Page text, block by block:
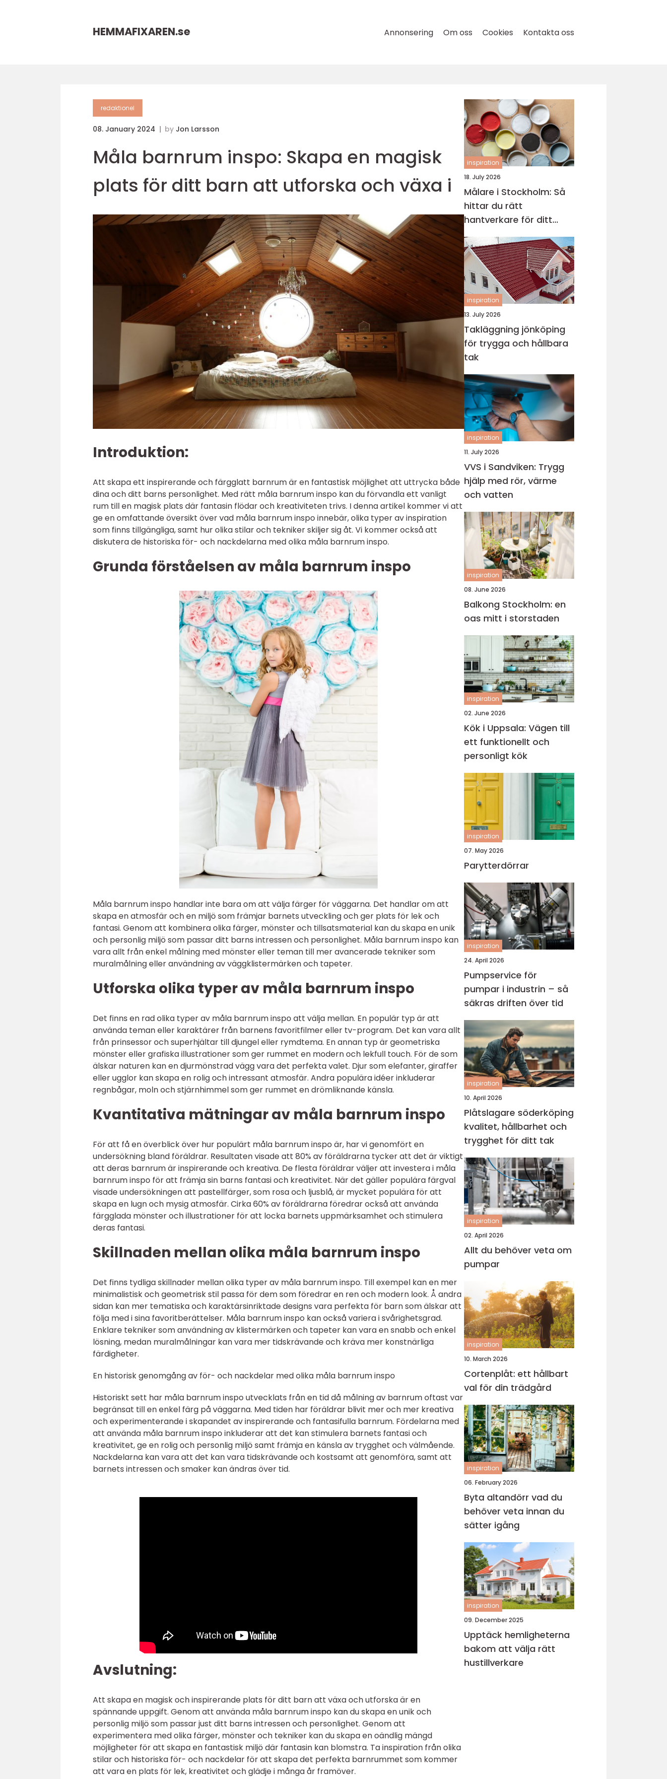
HEMMAFIXAREN.se Annonsering Om oss Cookies Kontakta oss
redaktionel
08. January 2024 by Jon Larsson
Måla barnrum inspo: Skapa en magisk
plats för ditt barn att utforska och växa i
Introduktion:
Att skapa ett inspirerande och färgglatt barnrum är en fantastisk möjlighet att uttrycka både
dina och ditt barns personlighet. Med rätt måla barnrum inspo kan du förvandla ett vanligt
rum till en magisk plats där fantasin flödar och kreativiteten trivs. I denna artikel kommer vi att
ge en omfattande översikt över vad måla barnrum inspo innebär, olika typer av inspiration
som finns tillgängliga, samt hur olika stilar och tekniker skiljer sig åt. Vi kommer också att
diskutera de historiska för- och nackdelarna med olika måla barnrum inspo.
Grunda förståelsen av måla barnrum inspo
Måla barnrum inspo handlar inte bara om att välja färger för väggarna. Det handlar om att
skapa en atmosfär och en miljö som främjar barnets utveckling och ger plats för lek och
fantasi. Genom att kombinera olika färger, mönster och tillsatsmaterial kan du skapa en unik
och personlig miljö som passar ditt barns intressen och personlighet. Måla barnrum inspo kan
vara allt från enkel målning med mönster eller teman till mer avancerade tekniker som
muralmålning eller användning av väggklistermärken och tapeter.
Utforska olika typer av måla barnrum inspo
Det finns en rad olika typer av måla barnrum inspo att välja mellan. En populär typ är att
använda teman eller karaktärer från barnens favoritfilmer eller tv-program. Det kan vara allt
från prinsessor och superhjältar till djungel eller rymdtema. En annan typ är geometriska
mönster eller grafiska illustrationer som ger rummet en modern och lekfull touch. För de som
älskar naturen kan en djurmönstrad vägg vara det perfekta valet. Djur som elefanter, giraffer
eller ugglor kan skapa en rolig och intressant atmosfär. Andra populära idéer inkluderar
regnbågar, moln och stjärnhimmel som ger rummet en drömliknande känsla.
Kvantitativa mätningar av måla barnrum inspo
För att få en överblick över hur populärt måla barnrum inspo är, har vi genomfört en
undersökning bland föräldrar. Resultaten visade att 80% av föräldrarna tycker att det är viktigt
att deras barnrum är inspirerande och kreativa. De flesta föräldrar väljer att investera i måla
barnrum inspo för att främja sin barns fantasi och kreativitet. När det gäller populära färgval
visade undersökningen att pastellfärger, som rosa och ljusblå, är mycket populära för att
skapa en lugn och mysig atmosfär. Cirka 60% av föräldrarna föredrar också att använda
färgglada mönster och illustrationer för att locka barnets uppmärksamhet och stimulera
deras fantasi.
Skillnaden mellan olika måla barnrum inspo
Det finns tydliga skillnader mellan olika typer av måla barnrum inspo. Till exempel kan en mer
minimalistisk och geometrisk stil passa för dem som föredrar en ren och modern look. Å andra
sidan kan mer tematiska och karaktärsinriktade designs vara perfekta för barn som älskar att
följa med i sina favoritberättelser. Måla barnrum inspo kan också variera i svårighetsgrad.
Enklare tekniker som användning av klistermärken och tapeter kan vara en snabb och enkel
lösning, medan muralmålningar kan vara mer tidskrävande och kräva mer konstnärliga
färdigheter.
En historisk genomgång av för- och nackdelar med olika måla barnrum inspo
Historiskt sett har måla barnrum inspo utvecklats från en tid då målning av barnrum oftast var
begränsat till en enkel färg på väggarna. Med tiden har föräldrar blivit mer och mer kreativa
och experimenterande i skapandet av inspirerande och fantasifulla barnrum. Fördelarna med
att använda måla barnrum inspo inkluderar att det kan stimulera barnets fantasi och
kreativitet, ge en rolig och personlig miljö samt främja en känsla av trygghet och välmående.
Nackdelarna kan vara att det kan vara tidskrävande och kostsamt att genomföra, samt att
barnets intressen och smaker kan ändras över tid.
Avslutning:
Att skapa en magisk och inspirerande plats för ditt barn att växa och utforska är en
spännande uppgift. Genom att använda måla barnrum inspo kan du skapa en unik och
personlig miljö som passar just ditt barns intressen och personlighet. Genom att
experimentera med olika färger, mönster och tekniker kan du skapa en oändlig mängd
möjligheter för att skapa en fantastisk miljö där fantasin kan blomstra. Ta inspiration från olika
stilar och historiska för- och nackdelar för att skapa det perfekta barnrummet som kommer
att vara en plats för lek, kreativitet och glädje i många år framöver.
inspiration
18. July 2026
Målare i Stockholm: Så
hittar du rätt
hantverkare för ditt
projekt
inspiration
13. July 2026
Takläggning jönköping
för trygga och hållbara
tak
inspiration
11. July 2026
VVS i Sandviken: Trygg
hjälp med rör, värme
och vatten
inspiration
08. June 2026
Balkong Stockholm: en
oas mitt i storstaden
inspiration
02. June 2026
Kök i Uppsala: Vägen till
ett funktionellt och
personligt kök
inspiration
07. May 2026
Parytterdörrar
inspiration
24. April 2026
Pumpservice för
pumpar i industrin – så
säkras driften över tid
inspiration
10. April 2026
Plåtslagare söderköping
kvalitet, hållbarhet och
trygghet för ditt tak
inspiration
02. April 2026
Allt du behöver veta om
pumpar
inspiration
10. March 2026
Cortenplåt: ett hållbart
val för din trädgård
inspiration
06. February 2026
Byta altandörr vad du
behöver veta innan du
sätter igång
inspiration
09. December 2025
Upptäck hemligheterna
bakom att välja rätt
hustillverkare